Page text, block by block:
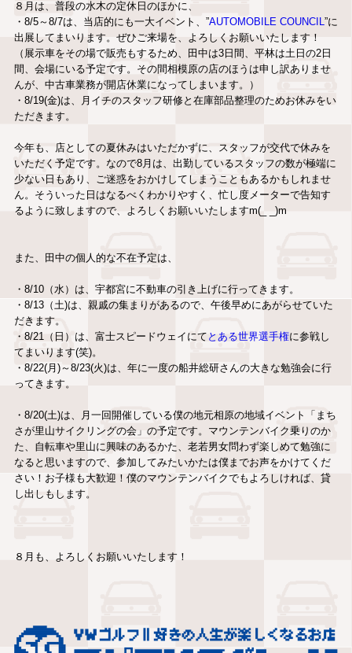
８月は、普段の水木の定休日のほかに、
・8/5～8/7は、当店的にも一大イベント、”AUTOMOBILE COUNCIL ”に
出展してまいります。ぜひご来場を、よろしくお願いいたします！
（展示車をその場で販売もするため、田中は3日間、平林は土日の2日
間、会場にいる予定です。その間相模原の店のほうは申し訳ありませ
んが、中古車業務が開店休業になってしまいます。）
・8/19(金)は、月イチのスタッフ研修と在庫部品整理のためお休みをい
ただきます。
今年も、店としての夏休みはいただかずに、スタッフが交代で休みを
いただく予定です。なので8月は、出勤しているスタッフの数が極端に
少ない日もあり、ご迷惑をおかけしてしまうこともあるかもしれませ
ん。そういった日はなるべくわかりやすく、忙し度メーターで告知す
るように致しますので、よろしくお願いいたしますm(_ _)m
また、田中の個人的な不在予定は、
・8/10（水）は、宇都宮に不動車の引き上げに行ってきます。
・8/13（土)は、親戚の集まりがあるので、午後早めにあがらせていた
だきます。
・8/21（日）は、富士スピードウェイにて とある世界選手権に参戦し
てまいります(笑)。
・8/22(月)～8/23(火)は、年に一度の船井総研さんの大きな勉強会に行
ってきます。
・8/20(土)は、月一回開催している僕の地元相原の地域イベント「まち
さが里山サイクリングの会」の予定です。マウンテンバイク乗りのか
た、自転車や里山に興味のあるかた、老若男女問わず楽しめて勉強に
なると思いますので、参加してみたいかたは僕までお声をかけてくだ
さい！お子様も大歓迎！僕のマウンテンバイクでもよろしければ、貸
し出しもします。
８月も、よろしくお願いいたします！